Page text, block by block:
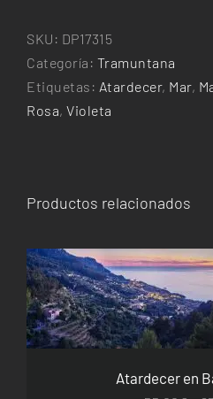
decembre
cantidad
SKU: DP17315
Categoría: Tramuntana
Etiquetas: Atardecer, Mar,
Rosa, Violeta
Productos relacionados
SELECCIONAR OPCIONES
LAS
/
Atardecer en